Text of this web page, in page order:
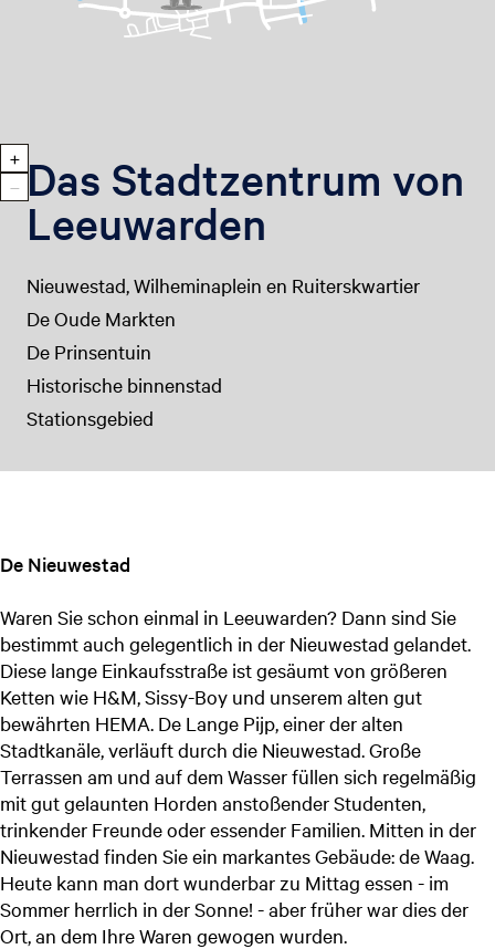
H
i
n
+
R
a
− Das Stadtzentrum von
Leeuwarden
Nieuwestad, Wilheminaplein en Ruiterskwartier
De Oude Markten
De Prinsentuin
Historische binnenstad
Stationsgebied
De Nieuwestad
Waren Sie schon einmal in Leeuwarden? Dann sind Sie
bestimmt auch gelegentlich in der Nieuwestad gelandet.
Diese lange Einkaufsstraße ist gesäumt von größeren
Ketten wie H&M, Sissy-Boy und unserem alten gut
bewährten HEMA. De Lange Pijp, einer der alten
Stadtkanäle, verläuft durch die Nieuwestad. Große
Terrassen am und auf dem Wasser füllen sich regelmäßig
mit gut gelaunten Horden anstoßender Studenten,
trinkender Freunde oder essender Familien. Mitten in der
Nieuwestad finden Sie ein markantes Gebäude: de Waag.
Heute kann man dort wunderbar zu Mittag essen - im
Sommer herrlich in der Sonne! - aber früher war dies der
Ort, an dem Ihre Waren gewogen wurden.